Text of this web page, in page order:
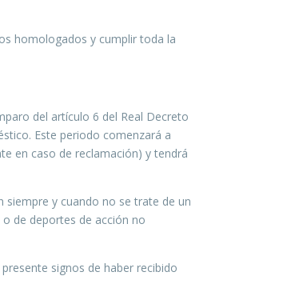
homologados y cumplir toda la
del artículo 6 del Real Decreto
Este periodo comenzará a
en caso de reclamación) y tendrá
siempre y cuando no se trate de un
de deportes de acción no
signos de haber recibido